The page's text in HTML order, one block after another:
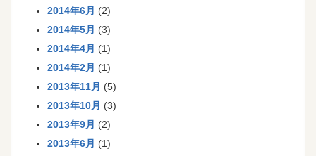
2014年6月 (2)
2014年5月 (3)
2014年4月 (1)
2014年2月 (1)
2013年11月 (5)
2013年10月 (3)
2013年9月 (2)
2013年6月 (1)